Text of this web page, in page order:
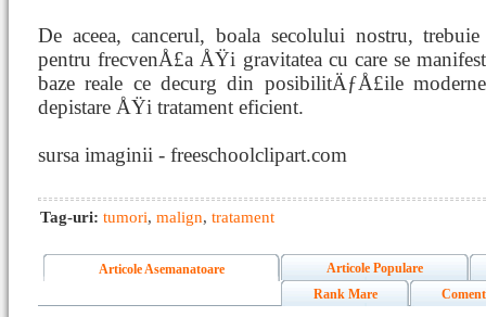
De aceea, cancerul, boala secolului nostru,
pentru frecvenÅ£a ÅŸi gravitatea cu care se
baze reale ce decurg din posibilitÄƒÅ£ile
depistare ÅŸi tratament eficient.
sursa imaginii - freeschoolclipart.com
Tag-uri: tumori, malign, tratament
Articole Asemanatoare
Articole Populare
Rank Mare